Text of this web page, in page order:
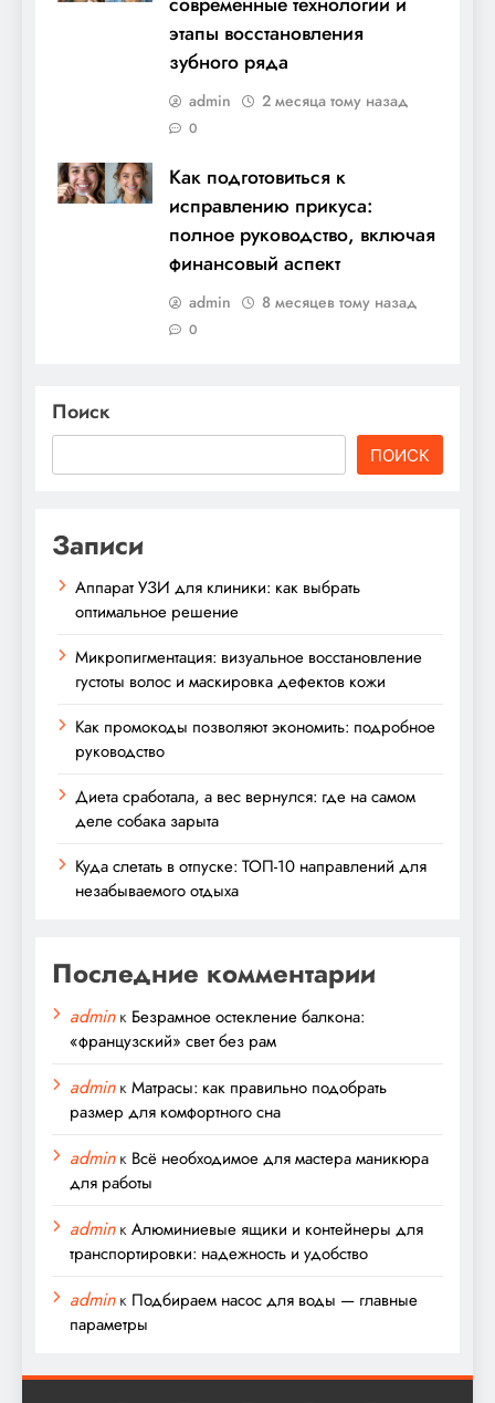
этапы восстановления
зубного ряда
admin 2 месяца тому назад
0
Как подготовиться к
исправлению прикуса:
полное руководство, включая
финансовый аспект
admin 8 месяцев тому назад
0
Поиск
ПОИСК
Записи
Аппарат УЗИ для клиники: как выбрать
оптимальное решение
Микропигментация: визуальное восстановление
густоты волос и маскировка дефектов кожи
Как промокоды позволяют экономить: подробное
руководство
Диета сработала, а вес вернулся: где на самом
деле собака зарыта
Куда слетать в отпуске: ТОП-10 направлений для
незабываемого отдыха
Последние комментарии
adminк Безрамное остекление балкона:
«французский» свет без рам
adminкМатрасы: как правильно подобрать
размер для комфортного сна
adminк Всё необходимое для мастера маникюра
для работы
adminкАлюминиевые ящики и контейнеры для
транспортировки: надежность и удобство
adminк Подбираем насос для воды — главные
параметры